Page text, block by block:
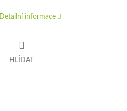
Detailní informace
HLÍDAT